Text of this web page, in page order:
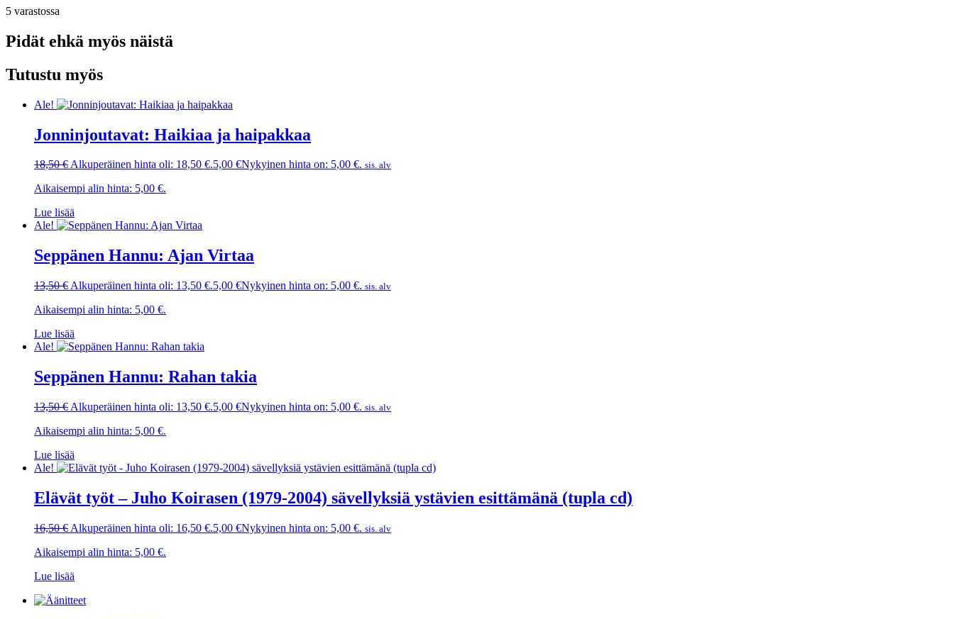
5 varastossa
Pidät ehkä myös näistä
Tutustu myös
Ale!
Jonninjoutavat: Haikiaa ja haipakkaa
18,50€Alkuperäinen hinta oli: 18,50 €.5,00 €Nykyinen hinta on: 5,00 €. sis. alv
Aikaisempi alin hinta: 5,00 €.
Lue lisää
Ale!
Seppänen Hannu: Ajan Virtaa
13,50€ Alkuperäinen hinta oli: 13,50 €.5,00 €Nykyinen hinta on: 5,00 €. sis. alv
Aikaisempi alin hinta: 5,00 €.
Lue lisää
Ale!
Seppänen Hannu: Rahan takia
13,50€ Alkuperäinen hinta oli: 13,50 €.5,00 €Nykyinen hinta on: 5,00 €. sis. alv
Aikaisempi alin hinta: 5,00 €.
Lue lisää
Ale!
Elävät työt – Juho Koirasen (1979-2004) sävellyksiä ystävien esittämänä (tupla cd)
16,50€ Alkuperäinen hinta oli: 16,50 €.5,00 €Nykyinen hinta on: 5,00 €. sis. alv
Aikaisempi alin hinta: 5,00 €.
Lue lisää